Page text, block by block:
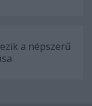
a népszerű